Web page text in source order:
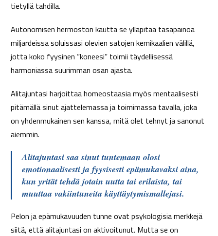
tietyllä tahdilla.
Autonomisen hermoston kautta se ylläpitää tasapainoa
miljardeissa soluissasi olevien satojen kemikaalien välillä,
jotta koko fyysinen ”koneesi” toimii täydellisessä
harmoniassa suurimman osan ajasta.
Alitajuntasi harjoittaa homeostaasia myös mentaalisesti
pitämällä sinut ajattelemassa ja toimimassa tavalla, joka
on yhdenmukainen sen kanssa, mitä olet tehnyt ja sanonut
aiemmin.
Alitajuntasi saa sinut tuntemaan olosi
emotionaalisesti ja fyysisesti epämukavaksi aina,
kun yrität tehdä jotain uutta tai erilaista, tai
muuttaa vakiintuneita käyttäytymismallejasi.
Pelon ja epämukavuuden tunne ovat psykologisia merkkejä
siitä, että alitajuntasi on aktivoitunut. Mutta se on